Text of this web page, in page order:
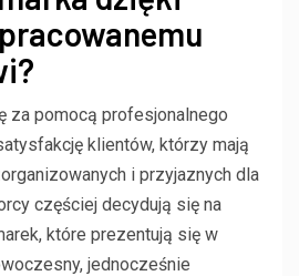
za pomocą profesjonalnego
klientów, którzy mają
i przyjaznych dla
częściej decydują się na
które prezentują się w
jednocześnie